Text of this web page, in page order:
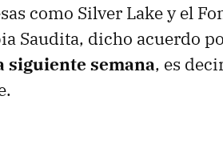
como Silver Lake y el
Saudita, dicho acuerdo
siguiente semana, es